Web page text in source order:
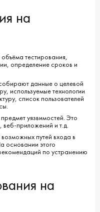
на
тестирования,
определение сроков и
данные о целевой
используемые технологии
список пользователей
уязвимостей. Это
веб-приложений и т.д.
путей входа в
основании этого
по устранению
на